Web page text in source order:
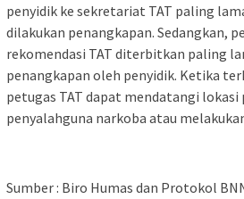
penyidik ke sekretariat TAT paling
dilakukan penangkapan. Sedangkan,
rekomendasi TAT diterbitkan paling
penangkapan oleh penyidik. Ketika
petugas TAT dapat mendatangi lokasi
penyalahguna narkoba atau
Sumber : Biro Humas dan Protokol